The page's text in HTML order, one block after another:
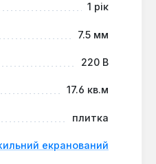
1 рік
7.5 мм
220 В
17.6 кв.м
плитка
екранований